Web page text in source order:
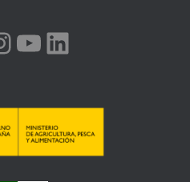
INSTAGRAM YOUTUBE